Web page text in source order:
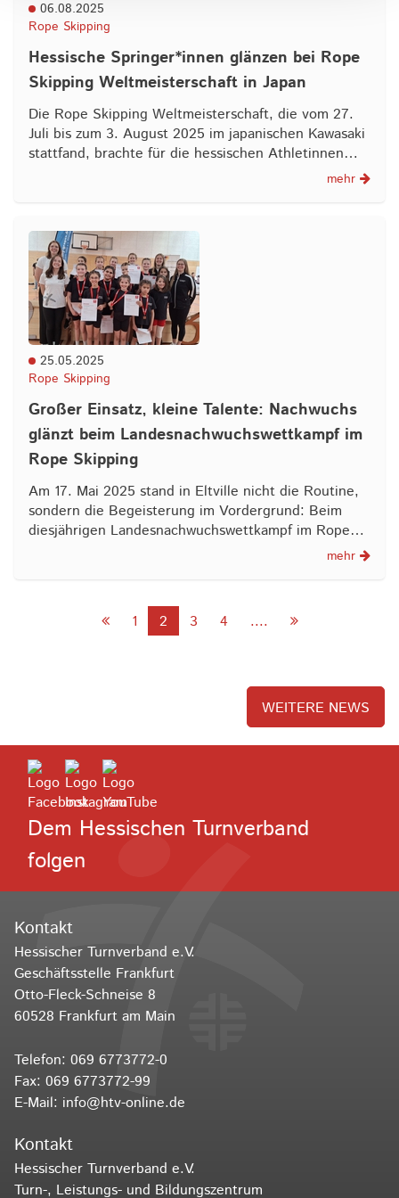
06.08.2025
Rope Skipping
Hessische Springer*innen glänzen bei Rope
Skipping Weltmeisterschaft in Japan
Die Rope Skipping Weltmeisterschaft, die vom 27.
Juli bis zum 3. August 2025 im japanischen Kawasaki
stattfand, brachte für die hessischen Athletinnen…
mehr
25.05.2025
Rope Skipping
Großer Einsatz, kleine Talente: Nachwuchs
glänzt beim Landesnachwuchswettkampf im
Rope Skipping
Am 17. Mai 2025 stand in Eltville nicht die Routine,
sondern die Begeisterung im Vordergrund: Beim
diesjährigen Landesnachwuchswettkampf im Rope…
mehr
1 2 3 4 ....
WEITERE NEWS
Dem Hessischen Turnverband
folgen
Kontakt
Hessischer Turnverband e.V.
Geschäftsstelle Frankfurt
Otto-Fleck-Schneise 8
60528 Frankfurt am Main
Telefon: 069 6773772-0
Fax: 069 6773772-99
E-Mail: info@htv-online.de
Kontakt
Hessischer Turnverband e.V.
Turn-, Leistungs- und Bildungszentrum